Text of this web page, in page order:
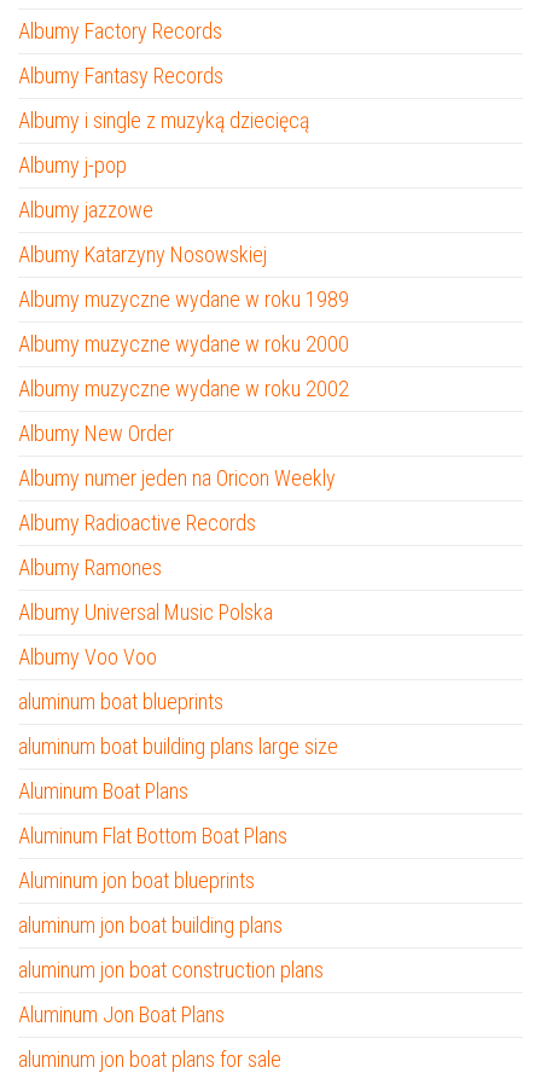
Albumy Factory Records
Albumy Fantasy Records
Albumy i single z muzyką dziecięcą
Albumy j-pop
Albumy jazzowe
Albumy Katarzyny Nosowskiej
Albumy muzyczne wydane w roku 1989
Albumy muzyczne wydane w roku 2000
Albumy muzyczne wydane w roku 2002
Albumy New Order
Albumy numer jeden na Oricon Weekly
Albumy Radioactive Records
Albumy Ramones
Albumy Universal Music Polska
Albumy Voo Voo
aluminum boat blueprints
aluminum boat building plans large size
Aluminum Boat Plans
Aluminum Flat Bottom Boat Plans
Aluminum jon boat blueprints
aluminum jon boat building plans
aluminum jon boat construction plans
Aluminum Jon Boat Plans
aluminum jon boat plans for sale